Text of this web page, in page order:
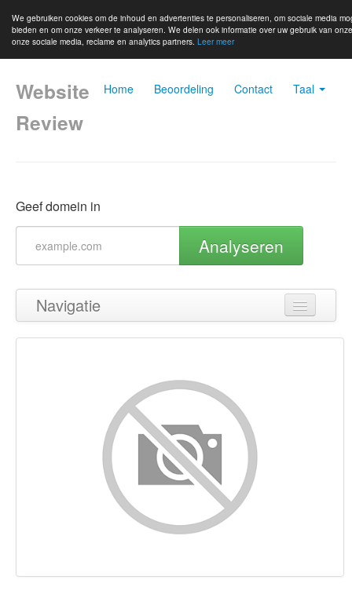
We gebruiken cookies om de inhoud en advertenties te personaliseren, om sociale media
bieden en om onze verkeer te analyseren. We delen ook informatie over uw gebruik van
onze sociale media, reclame en analytics partners. Leer meer
Home Beoordeling Contact Taal
Website
Review
Geef domein in
Analyseren
Navigatie
Terug naar boven
Keywords
Bruikbaarheid
Document